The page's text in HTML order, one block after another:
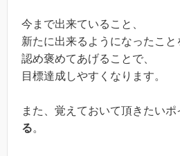
今まで出来ていること、
新たに出来るようになったこと
認め褒めてあげることで、
目標達成しやすくなります。
また、覚えておいて頂きたいポ
る。